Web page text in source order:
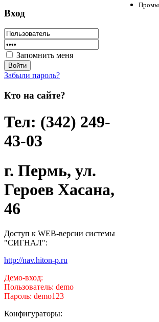
Вход
Запомнить меня
Забыли пароль?
Кто на сайте?
Тел: (342) 249-
43-03
г. Пермь, ул.
Героев Хасана,
46
Доступ к WEB-версии системы
"СИГНАЛ":
http://nav.hiton-p.ru
Демо-вход:
Пользователь: demo
Пароль: demo123
Конфигураторы: